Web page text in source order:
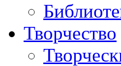
Творчество